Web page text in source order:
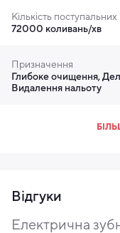
Кількість поступальних
72000 коливань/хв
Призначення
Глибоке очищення,
Видалення нальоту
Відгуки
Електрична